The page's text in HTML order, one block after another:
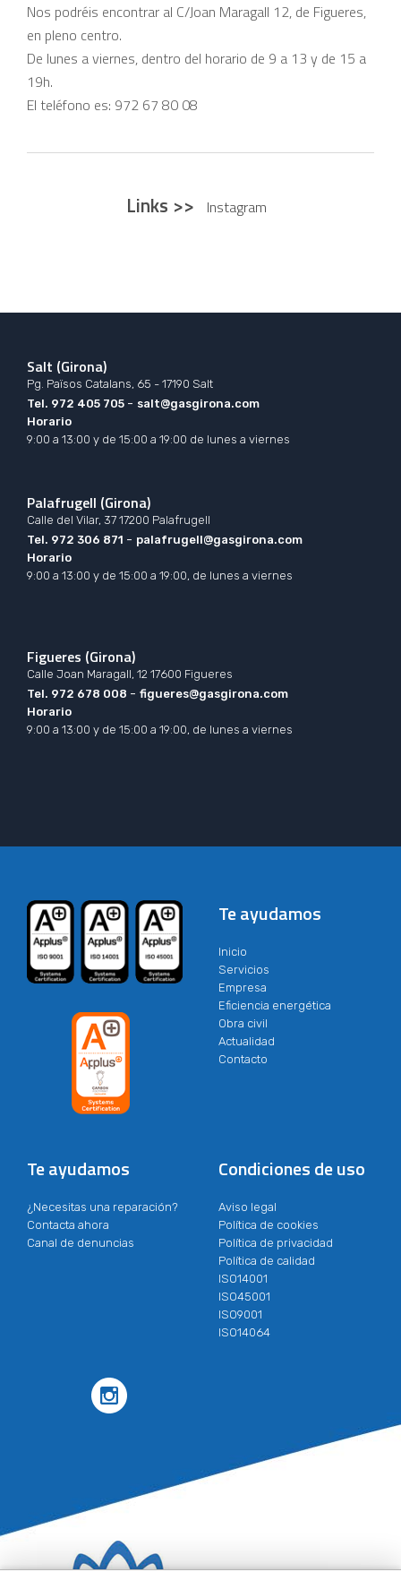
Nos podréis encontrar al C/Joan Maragall 12, de Figueres,
en pleno centro.
De lunes a viernes, dentro del horario de 9 a 13 y de 15 a
19h.
El teléfono es: 972 67 80 08
Links >> Instagram
Salt (Girona)
Pg. Països Catalans, 65 - 17190 Salt
Tel. 972 405 705 - salt@gasgirona.com
Horario
9:00 a 13:00 y de 15:00 a 19:00 de lunes a viernes
Palafrugell (Girona)
Calle del Vilar, 37 17200 Palafrugell
Tel. 972 306 871 - palafrugell@gasgirona.com
Horario
9:00 a 13:00 y de 15:00 a 19:00, de lunes a viernes
Figueres (Girona)
Calle Joan Maragall, 12 17600 Figueres
Tel. 972 678 008 - figueres@gasgirona.com
Horario
9:00 a 13:00 y de 15:00 a 19:00, de lunes a viernes
Te ayudamos
Inicio
Servicios
Empresa
Eficiencia energética
Obra civil
Actualidad
Contacto
Te ayudamos
¿Necesitas una reparación?
Contacta ahora
Canal de denuncias
Condiciones de uso
Aviso legal
Política de cookies
Política de privacidad
Política de calidad
ISO14001
ISO45001
ISO9001
ISO14064